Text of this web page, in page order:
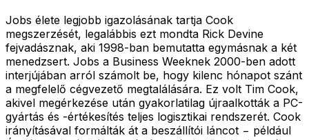
Jobs élete legjobb igazolásának tartja Cook
megszerzését, legalábbis ezt mondta Rick Devine
fejvadásznak, aki 1998-ban bemutatta egymásnak a két
menedzsert. Jobs a Business Weeknek 2000-ben adott
interjújában arról számolt be, hogy kilenc hónapot szánt
a megfelelő cégvezető megtalálására. Ez volt Tim Cook,
akivel megérkezése után gyakorlatilag újraalkották a PC-
gyártás és -értékesítés teljes logisztikai rendszerét. Cook
irányításával formálták át a beszállítói láncot − például